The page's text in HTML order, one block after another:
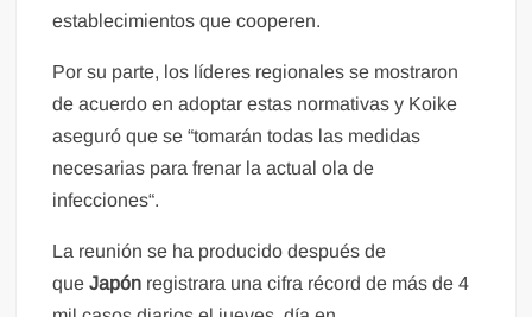
establecimientos que cooperen.
Por su parte, los líderes regionales se mostraron
de acuerdo en adoptar estas normativas y Koike
aseguró que se “tomarán todas las medidas
necesarias para frenar la actual ola de
infecciones“.
La reunión se ha producido después de
queJapón registrara una cifra récord de más de 4